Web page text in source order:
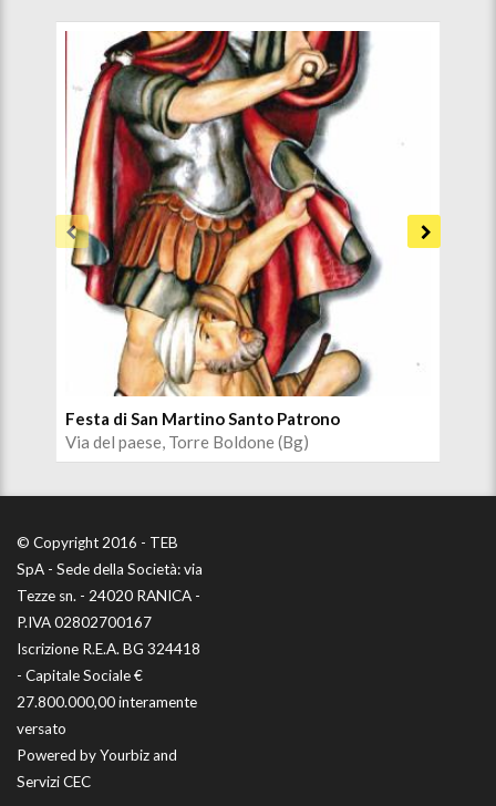
Festa di San Martino Santo Patrono
Via del paese, Torre Boldone (Bg)
© Copyright 2016 - TEB
SpA - Sede della Società: via
Tezze sn. - 24020 RANICA -
P.IVA 02802700167
Iscrizione R.E.A. BG 324418
- Capitale Sociale €
27.800.000,00 interamente
versato
Powered byYourbizand
Servizi CEC